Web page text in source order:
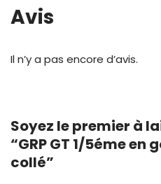
Avis
Il n’y a pas encore d’avis.
Soyez le premier à
“GRP GT 1/5éme en
collé”